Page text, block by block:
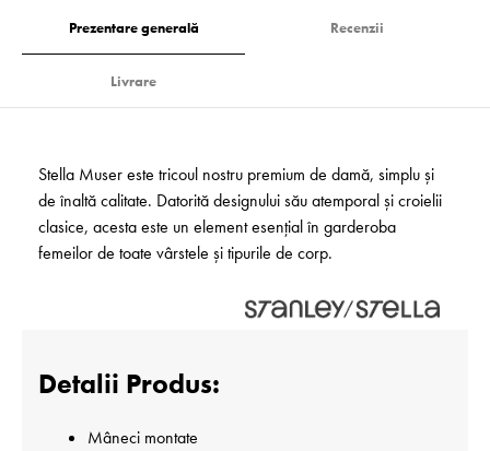
Prezentare generală Recenzii
Livrare
Stella Muser este tricoul nostru premium de damă, simplu și
de înaltă calitate. Datorită designului său atemporal și croielii
clasice, acesta este un element esențial în garderoba
femeilor de toate vârstele și tipurile de corp.
Detalii Produs:
Mâneci montate